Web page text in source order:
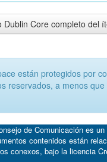
Dublin Core completo del
están protegidos por
reservados, a menos que
de Comunicación es
contenidos están
conexos, bajo la licencia